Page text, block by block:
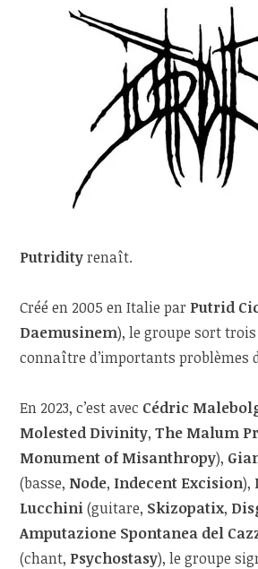
Putridityrenaît.
Créé en 2005 en Italie par Putrid
Daemusinem), le groupe sort
connaître d’importants problèmes
En 2023, c’est avec Cédric
Molested Divinity,The Malum
Monument of Misanthropy),
(basse, Node, Indecent Excision),
Lucchini(guitare, Skizopatix,
Amputazione Spontanea del
(chant, Psychostasy), le groupe